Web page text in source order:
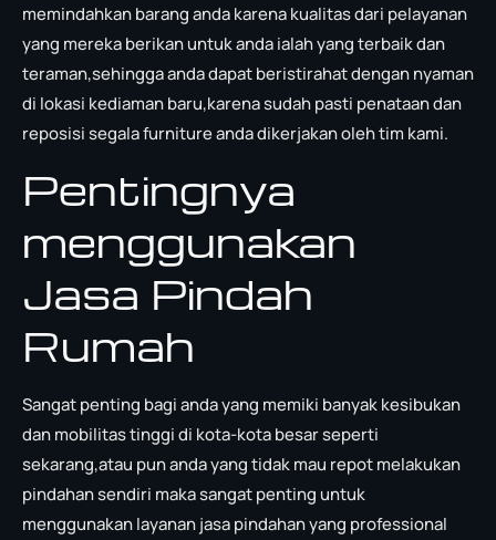
memindahkan barang anda karena kualitas dari pelayanan
yang mereka berikan untuk anda ialah yang terbaik dan
teraman,sehingga anda dapat beristirahat dengan nyaman
di lokasi kediaman baru,karena sudah pasti penataan dan
reposisi segala furniture anda dikerjakan oleh tim kami.
Pentingnya
menggunakan
Jasa Pindah
Rumah
Sangat penting bagi anda yang memiki banyak kesibukan
dan mobilitas tinggi di kota-kota besar seperti
sekarang,atau pun anda yang tidak mau repot melakukan
pindahan sendiri maka sangat penting untuk
menggunakan layanan jasa pindahan yang professional